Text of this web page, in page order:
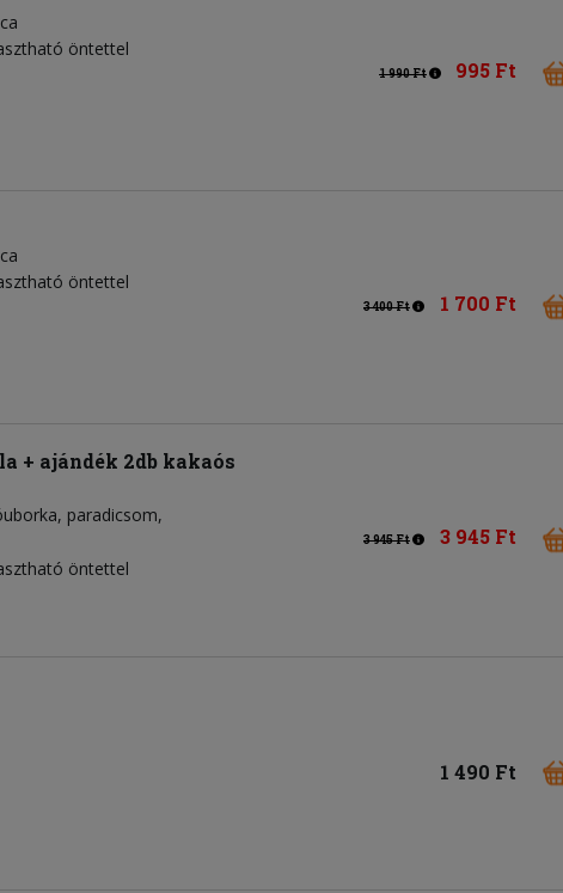
öntettel
1 990 Ft 995 Ft
öntettel
3 400 Ft 1 700 Ft
+ ajándék 2db kakaós
paradicsom
öntettel
3 945 Ft 3 945 Ft
1 490 Ft